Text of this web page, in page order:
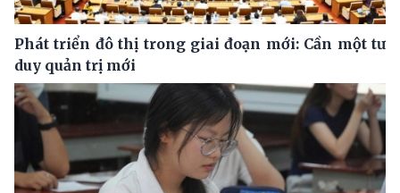
Phát triển đô thị trong giai đoạn mới: Cần một tư
duy quản trị mới